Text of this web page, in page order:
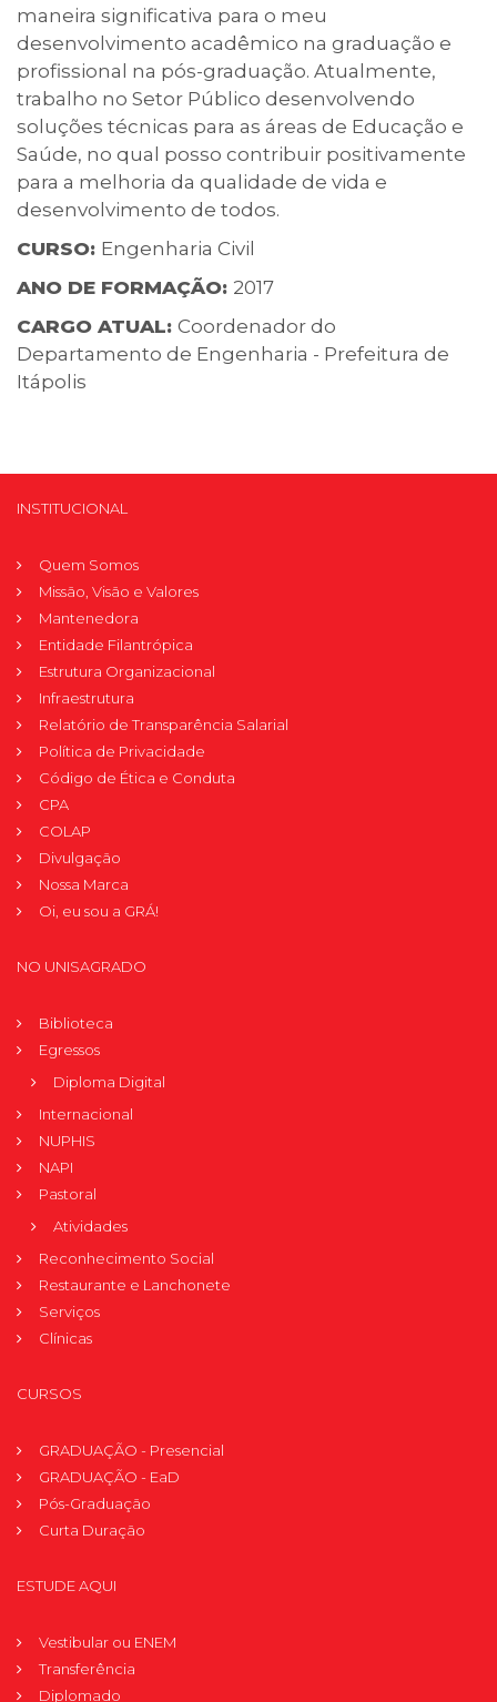
Internacionalização
UATI
maneira significativa para o meu
desenvolvimento acadêmico na graduação e
profissional na pós-graduação. Atualmente,
trabalho no Setor Público desenvolvendo
soluções técnicas para as áreas de Educação e
Saúde, no qual posso contribuir positivamente
para a melhoria da qualidade de vida e
desenvolvimento de todos.
CURSO: Engenharia Civil
ANO DE FORMAÇÃO: 2017
CARGO ATUAL: Coordenador do
Departamento de Engenharia - Prefeitura de
Itápolis
INSTITUCIONAL
Quem Somos
Missão, Visão e Valores
Mantenedora
Entidade Filantrópica
Estrutura Organizacional
Infraestrutura
Relatório de Transparência Salarial
Política de Privacidade
Código de Ética e Conduta
CPA
COLAP
Divulgação
Nossa Marca
Oi, eu sou a GRÁ!
NO UNISAGRADO
Biblioteca
Egressos
Diploma Digital
Internacional
NUPHIS
NAPI
Pastoral
Atividades
Reconhecimento Social
Restaurante e Lanchonete
Serviços
Clínicas
CURSOS
GRADUAÇÃO - Presencial
GRADUAÇÃO - EaD
Pós-Graduação
Curta Duração
ESTUDE AQUI
Vestibular ou ENEM
Transferência
Diplomado